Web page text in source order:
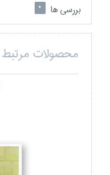
بررسی ها
0
محصولات مرتبط